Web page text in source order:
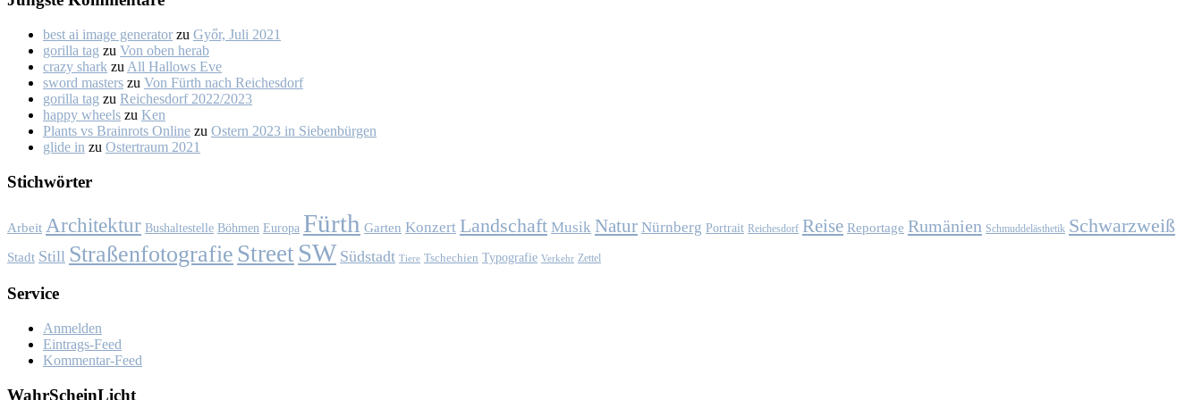
best ai image generator zu Győr, Ju­li 2021
gorilla tag zu Von oben her­ab
crazy shark zu All Hal­lows Eve
sword masters zu Von Fürth nach Rei­ches­dorf
gorilla tag zu Rei­ches­dorf 2022/2023
happy wheels zu Ken
Plants vs Brainrots Online zu Os­tern 2023 in Sie­ben­bür­gen
glide in zu Os­ter­traum 2021
Stich­wör­ter
Arbeit Architektur Bushaltestelle Böhmen Europa Fürth Garten Konzert Landschaft Musik Natur Nürnberg Portrait Reichesdorf Reise Reportage Rumänien Schmuddelästhetik Schwarzweiß
Stadt Still Straßenfotografie Street SW Südstadt Tiere Tschechien Typografie Verkehr Zettel
Ser­vice
Anmelden
Eintrags-Feed
Kommentar-Feed
Wahr­Schein­Licht